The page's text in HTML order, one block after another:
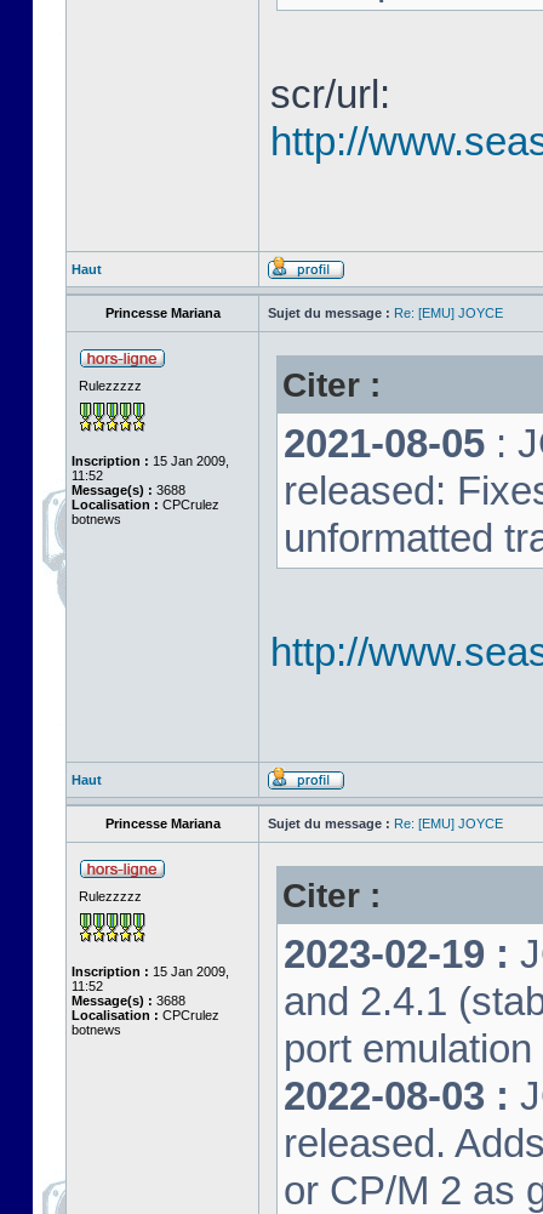
scr/url:
http://
Haut
Princesse Mariana Sujet du message : Re: [EMU] JOYCE
Rulezzzzz
Inscription : 15 Jan 2009,
11:52
Message(s) : 3688
Localisation : CPCrulez
botnews
Citer :
2021-08-05 :
released:
unformatted
http://
Haut
Princesse Mariana Sujet du message : Re: [EMU] JOYCE
Rulezzzzz
Inscription : 15 Jan 2009,
11:52
Message(s) : 3688
Localisation : CPCrulez
botnews
Citer :
2023-02-19 :
and 2.4.1
port
2022-08-03 :
released.
or CP/M 2 as